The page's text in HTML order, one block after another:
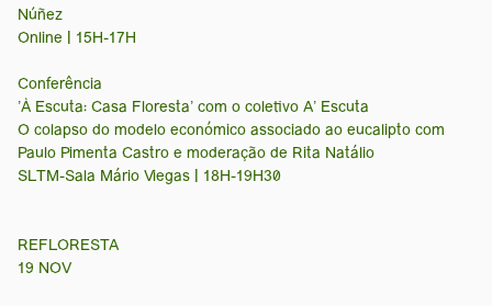
Núñez
Online | 15H-17H
Conferência
'À Escuta: Casa Floresta' com o coletivo A' Escuta
O colapso do modelo económico associado ao eucalipto com
Paulo Pimenta Castro e moderação de Rita Natálio
SLTM-Sala Mário Viegas | 18H-19H30
REFLORESTA
19 NOV